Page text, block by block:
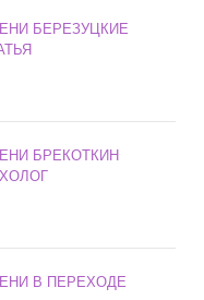
БЕРЕЗУЦКИЕ
БРЕКОТКИН
В ПЕРЕХОДЕ